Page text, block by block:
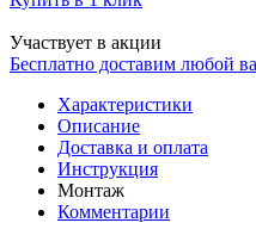
Участвует в акции
Бесплатно доставим любой
Характеристики
Описание
Доставка и оплата
Инструкция
Монтаж
Комментарии